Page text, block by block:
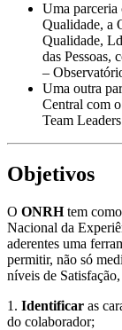
Uma parceria
Qualidade, a
Qualidade,
das Pessoas,
–
Uma outra
Central com
Team
Objetivos
O ONRHtem
Nacional da
aderentes uma
permitir, não só
níveis de
1. Identificar as
do colaborador;